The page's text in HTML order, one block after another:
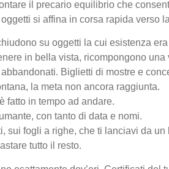
il precario equilibrio che
si affina in corsa rapida verso
su oggetti la cui esistenza
in bella vista, ricompongono una
Biglietti di mostre e
la meta non ancora raggiunta.
fatto in tempo ad andare.
con tanto di data e nomi.
sui fogli a righe, che ti lanciavi da
tutto il resto.